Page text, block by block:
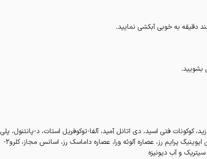
دقیقه به خوبی آبکشی نمایید.
بشویید.
کوکونات فتی اسید، دی اتانل آمید، آلفا-توکوفریل استات، د-پانتنول، پلی
کواترنیوم-10، لانولین مایع، تکوسیل 253، روغن آرگان، روغن مورینگا، روغن ایوینیگ پرایم رز، عصاره آلوئه ورا، عصاره داماسک رز، اسانس مجاز، کلرو2-